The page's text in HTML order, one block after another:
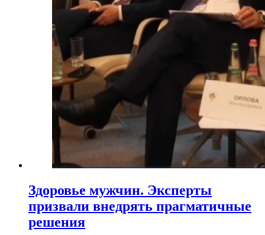
Здоровье мужчин. Эксперты
призвали внедрять прагматичные
решения